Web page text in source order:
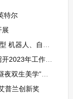
特尔
展
驶有望获强力助推
年工作总结会
计喜获市场热捧
普兰创新奖